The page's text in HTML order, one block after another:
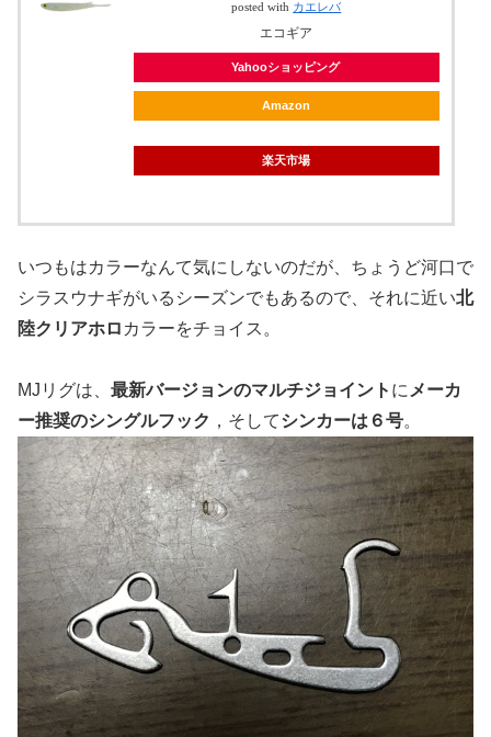
posted with カエレバ
エコギア
Yahooショッピング
Amazon
楽天市場
いつもはカラーなんて気にしないのだが、ちょうど河口で
シラスウナギがいるシーズンでもあるので、それに近い北
陸クリアホロ カラーをチョイス。
MJリグは、 最新バージョンのマルチジョイント に メーカ
ー推奨のシングルフック ，そしてシンカーは６号。